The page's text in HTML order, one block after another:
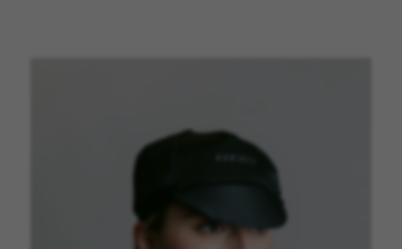
REJEITAR TODOS OS COOKIES
ACEITAR TODOS OS COOKIES
Cookies estritamente necessários